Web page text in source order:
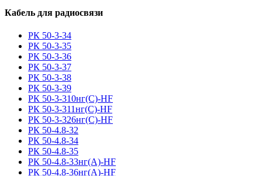
Кабель для радиосвязи
РК 50-3-34
РК 50-3-35
РК 50-3-36
РК 50-3-37
РК 50-3-38
РК 50-3-39
РК 50-3-310нг(С)-HF
РК 50-3-311нг(С)-HF
РК 50-3-326нг(С)-HF
РК 50-4.8-32
РК 50-4.8-34
РК 50-4.8-35
РК 50-4.8-33нг(A)-HF
РК 50-4.8-36нг(A)-HF